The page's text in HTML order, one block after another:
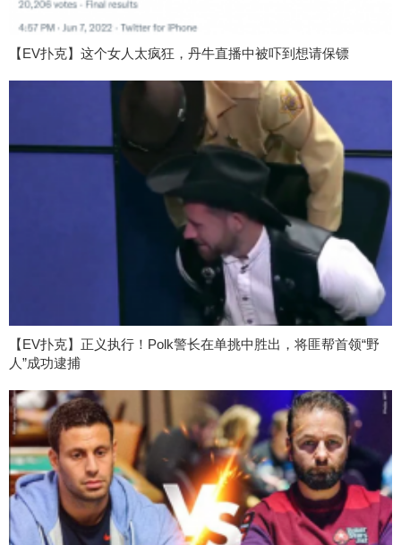
【EV扑克】这个女人太疯狂，丹牛直播中被吓到想请保镖
【EV扑克】正义执行！Polk警长在单挑中胜出，将匪帮首领“野
人”成功逮捕